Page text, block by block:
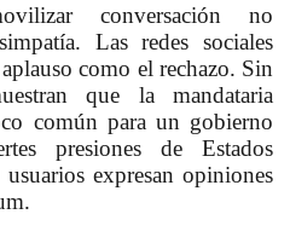
conversación no
Las redes sociales
como el rechazo. Sin
que la mandataria
común para un gobierno
presiones de Estados
expresan opiniones